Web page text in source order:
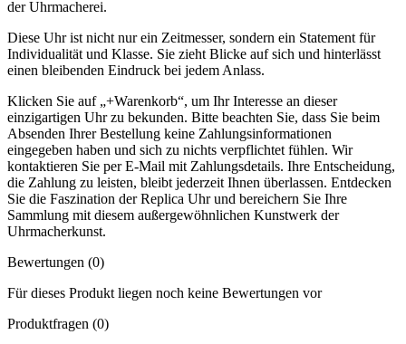
der Uhrmacherei.
Diese Uhr ist nicht nur ein Zeitmesser, sondern ein Statement für
Individualität und Klasse. Sie zieht Blicke auf sich und hinterlässt
einen bleibenden Eindruck bei jedem Anlass.
Klicken Sie auf „+Warenkorb“, um Ihr Interesse an dieser
einzigartigen Uhr zu bekunden. Bitte beachten Sie, dass Sie beim
Absenden Ihrer Bestellung keine Zahlungsinformationen
eingegeben haben und sich zu nichts verpflichtet fühlen. Wir
kontaktieren Sie per E-Mail mit Zahlungsdetails. Ihre Entscheidung,
die Zahlung zu leisten, bleibt jederzeit Ihnen überlassen. Entdecken
Sie die Faszination der Replica Uhr und bereichern Sie Ihre
Sammlung mit diesem außergewöhnlichen Kunstwerk der
Uhrmacherkunst.
Bewertungen (0)
Für dieses Produkt liegen noch keine Bewertungen vor
Produktfragen (0)